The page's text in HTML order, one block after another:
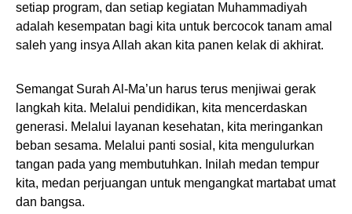
setiap program, dan setiap kegiatan Muhammadiyah
adalah kesempatan bagi kita untuk bercocok tanam amal
saleh yang insya Allah akan kita panen kelak di akhirat.
Semangat Surah Al-Ma’un harus terus menjiwai gerak
langkah kita. Melalui pendidikan, kita mencerdaskan
generasi. Melalui layanan kesehatan, kita meringankan
beban sesama. Melalui panti sosial, kita mengulurkan
tangan pada yang membutuhkan. Inilah medan tempur
kita, medan perjuangan untuk mengangkat martabat umat
dan bangsa.